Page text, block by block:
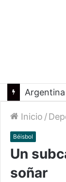
Inicio /
Béisbol
Un
soñar